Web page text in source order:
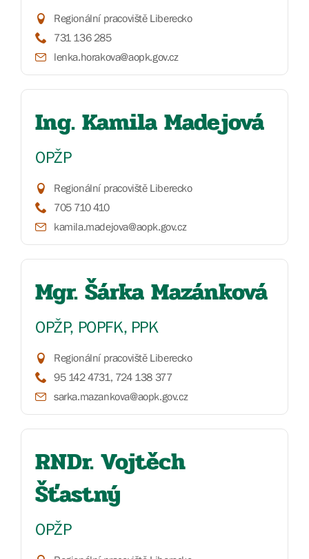
Regionální pracoviště Liberecko
731 136 285
lenka.horakova@aopk.gov.cz
Ing. Kamila Madejová
OPŽP
Regionální pracoviště Liberecko
705 710 410
kamila.madejova@aopk.gov.cz
Mgr. Šárka Mazánková
OPŽP, POPFK, PPK
Regionální pracoviště Liberecko
95 142 4731, 724 138 377
sarka.mazankova@aopk.gov.cz
RNDr. Vojtěch
Šťastný
OPŽP